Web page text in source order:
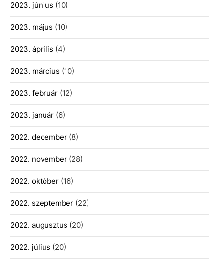
2023. június (10)
2023. május (10)
2023. április (4)
2023. március (10)
2023. február (12)
2023. január (6)
2022. december (8)
2022. november (28)
2022. október (16)
2022. szeptember (22)
2022. augusztus (20)
2022. július (20)